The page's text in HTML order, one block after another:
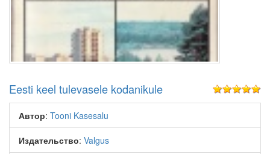
Eesti keel tulevasele kodanikule
Автор: Tooni Kasesalu
Издательство: Valgus